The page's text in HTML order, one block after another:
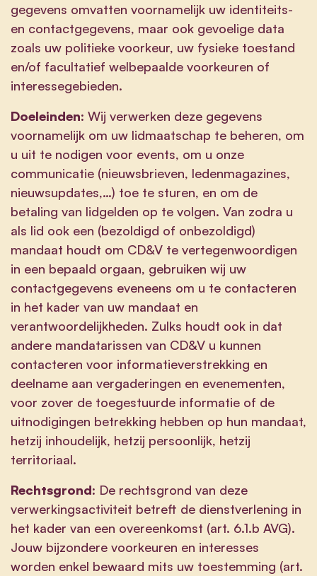
gegevens omvatten voornamelijk uw identiteits-
en contactgegevens, maar ook gevoelige data
zoals uw politieke voorkeur, uw fysieke toestand
en/of facultatief welbepaalde voorkeuren of
interessegebieden.
Doeleinden: Wij verwerken deze gegevens
voornamelijk om uw lidmaatschap te beheren, om
u uit te nodigen voor events, om u onze
communicatie (nieuwsbrieven, ledenmagazines,
nieuwsupdates,…) toe te sturen, en om de
betaling van lidgelden op te volgen. Van zodra u
als lid ook een (bezoldigd of onbezoldigd)
mandaat houdt om CD&V te vertegenwoordigen
in een bepaald orgaan, gebruiken wij uw
contactgegevens eveneens om u te contacteren
in het kader van uw mandaat en
verantwoordelijkheden. Zulks houdt ook in dat
andere mandatarissen van CD&V u kunnen
contacteren voor informatieverstrekking en
deelname aan vergaderingen en evenementen,
voor zover de toegestuurde informatie of de
uitnodigingen betrekking hebben op hun mandaat,
hetzij inhoudelijk, hetzij persoonlijk, hetzij
territoriaal.
Rechtsgrond: De rechtsgrond van deze
verwerkingsactiviteit betreft de dienstverlening in
het kader van een overeenkomst (art. 6.1.b AVG).
Jouw bijzondere voorkeuren en interesses
worden enkel bewaard mits uw toestemming (art.